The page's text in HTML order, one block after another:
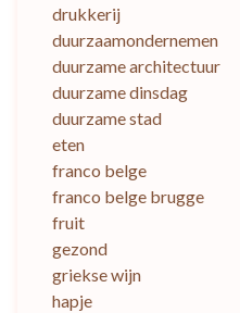
drukkerij
duurzaamondernemen
duurzame architectuur
duurzame dinsdag
duurzame stad
eten
franco belge
franco belge brugge
fruit
gezond
griekse wijn
hapje